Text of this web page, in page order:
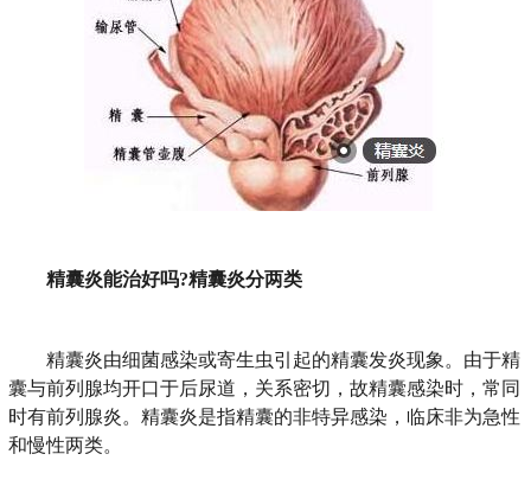
精囊炎能治好吗?精囊炎分两类
精囊炎由细菌感染或寄生虫引起的精囊发炎现象。由于精
囊与前列腺均开口于后尿道，关系密切，故精囊感染时，常同
时有前列腺炎。精囊炎是指精囊的非特异感染，临床非为急性
和慢性两类。